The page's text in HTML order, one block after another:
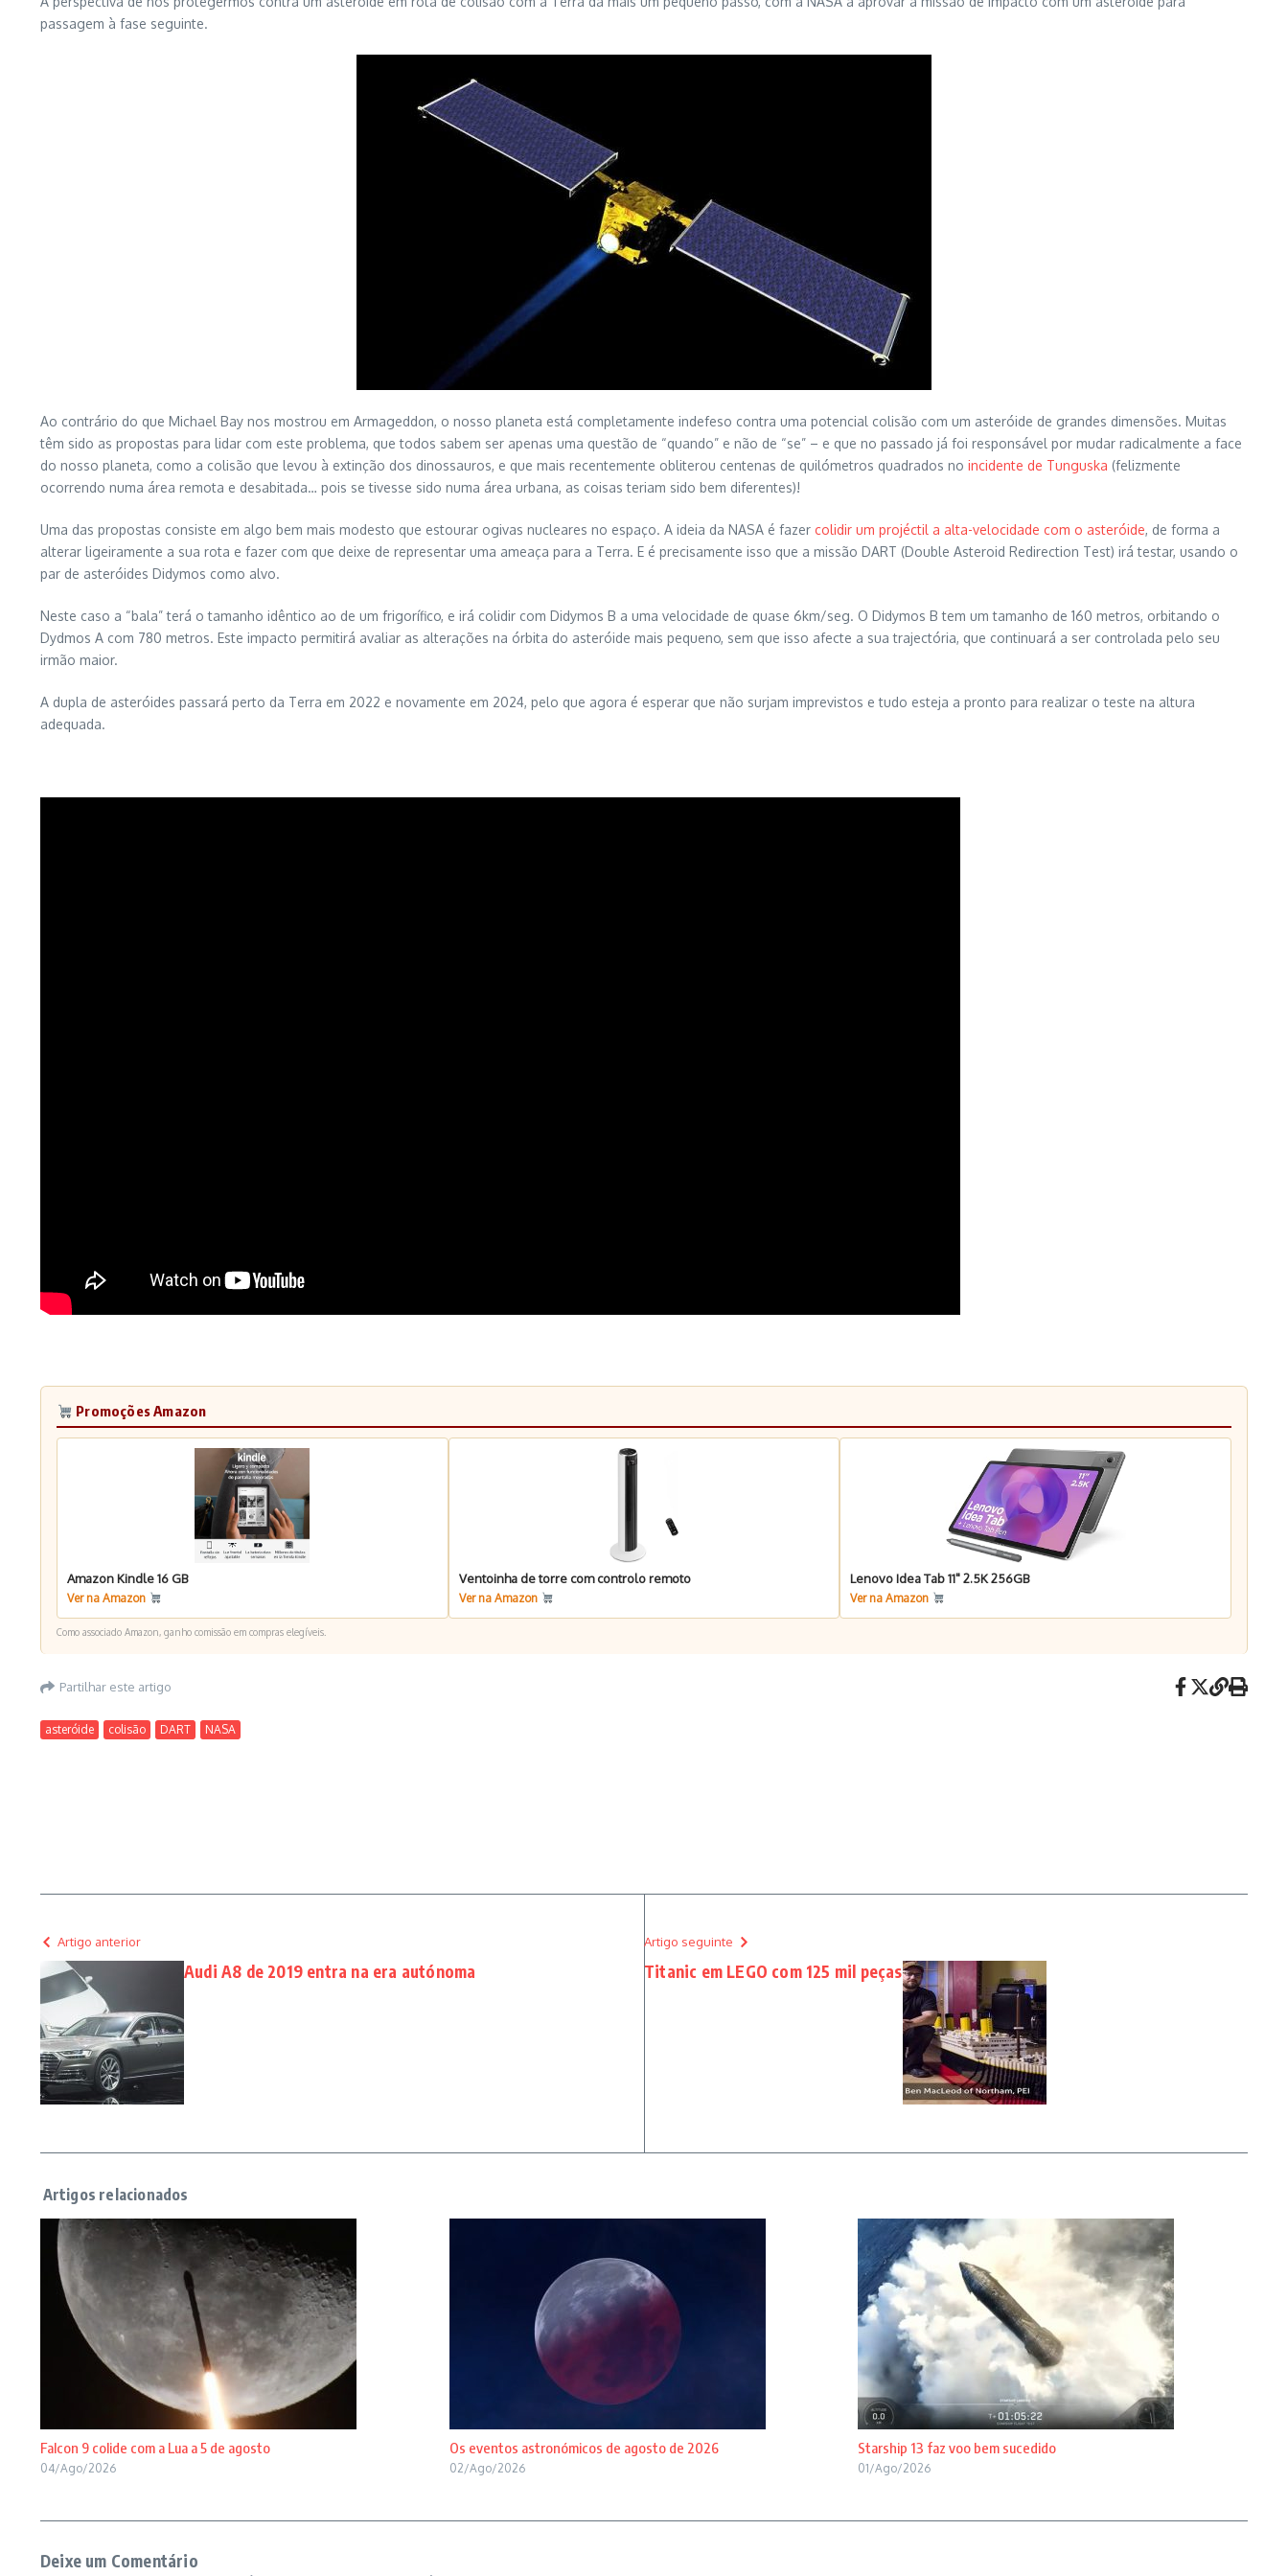
passagem à fase seguinte.
Ao contrário do que Michael Bay nos mostrou em Armageddon, o nosso planeta está completamente indefeso contra uma potencial colisão com um asteróide de grandes dimensões. Muitas
têm sido as propostas para lidar com este problema, que todos sabem ser apenas uma questão de “quando” e não de “se” – e que no passado já foi responsável por mudar radicalmente a face
do nosso planeta, como a colisão que levou à extinção dos dinossauros, e que mais recentemente obliterou centenas de quilómetros quadrados no incidente de Tunguska (felizmente
ocorrendo numa área remota e desabitada… pois se tivesse sido numa área urbana, as coisas teriam sido bem diferentes)!
Uma das propostas consiste em algo bem mais modesto que estourar ogivas nucleares no espaço. A ideia da NASA é fazer colidir um projéctil a alta-velocidade com o asteróide, de forma a
alterar ligeiramente a sua rota e fazer com que deixe de representar uma ameaça para a Terra. E é precisamente isso que a missão DART (Double Asteroid Redirection Test) irá testar, usando o
par de asteróides Didymos como alvo.
Neste caso a “bala” terá o tamanho idêntico ao de um frigorífico, e irá colidir com Didymos B a uma velocidade de quase 6km/seg. O Didymos B tem um tamanho de 160 metros, orbitando o
Dydmos A com 780 metros. Este impacto permitirá avaliar as alterações na órbita do asteróide mais pequeno, sem que isso afecte a sua trajectória, que continuará a ser controlada pelo seu
irmão maior.
A dupla de asteróides passará perto da Terra em 2022 e novamente em 2024, pelo que agora é esperar que não surjam imprevistos e tudo esteja a pronto para realizar o teste na altura
adequada.
Promoções Amazon
Amazon Kindle 16 GB
Ver na Amazon
Ventoinha de torre com controlo remoto
Ver na Amazon
Lenovo Idea Tab 11" 2.5K 256GB
Ver na Amazon
Como associado Amazon, ganho comissão em compras elegíveis.
Partilhar este artigo
asteróide colisão DART NASA
Artigo anterior
Audi A8 de 2019 entra na era autónoma
Artigo seguinte
Titanic em LEGO com 125 mil peças
Falcon 9 colide com a Lua a 5 de agosto
04/Ago/2026
Os eventos astronómicos de agosto de 2026
02/Ago/2026
Starship 13 faz voo bem sucedido
01/Ago/2026
Deixe um Comentário